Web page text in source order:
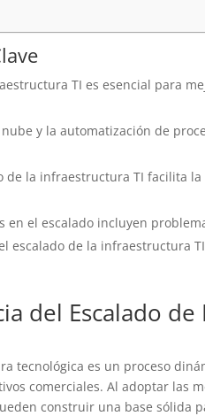
TI es esencial para
y la automatización de
de la infraestructura TI facilita
en el escalado incluyen
escalado de la infraestructura
del Escalado
tecnológica es un proceso
comerciales. Al adoptar las
construir una base sólida